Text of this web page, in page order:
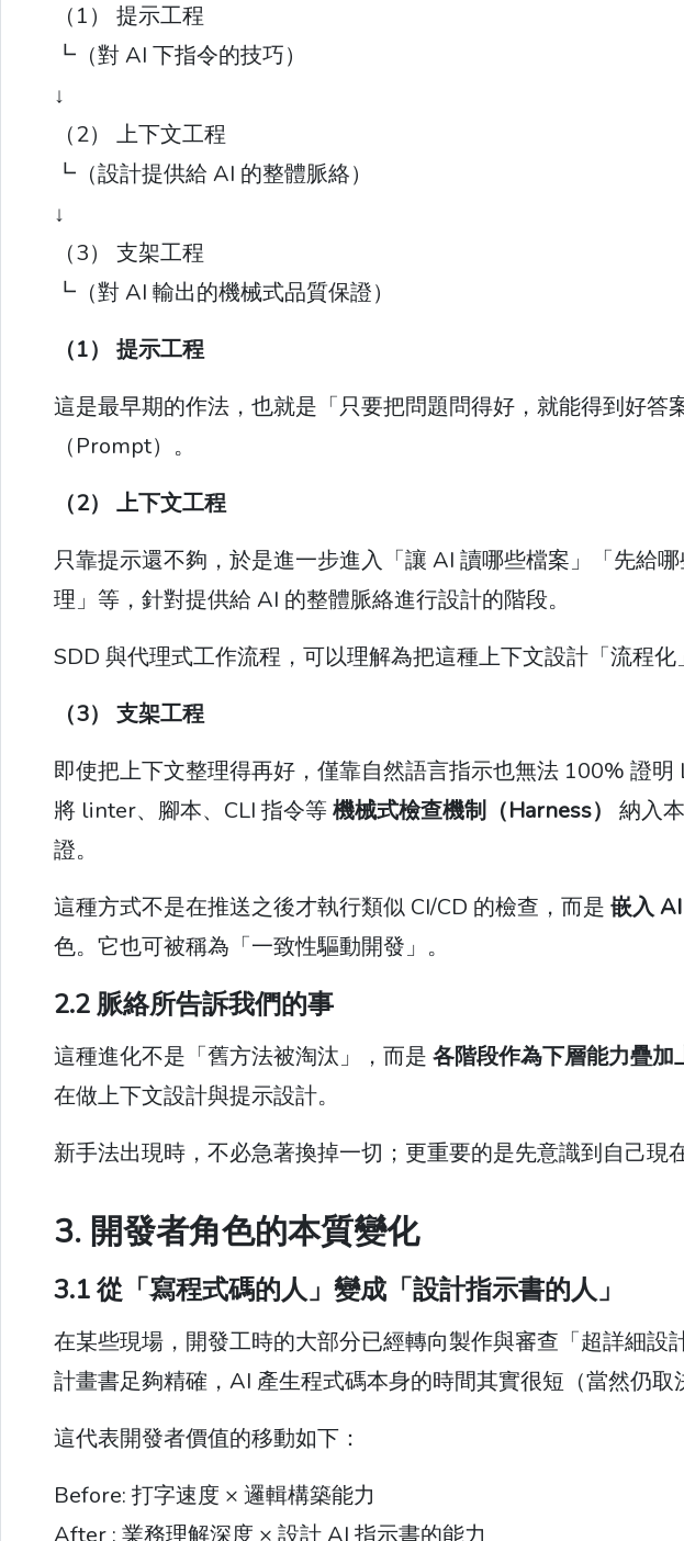
（1） 提示工程
┗（對 AI 下指令的技巧）
↓
（2） 上下文工程
┗（設計提供給 AI 的整體脈絡）
↓
（3） 支架工程
┗（對 AI 輸出的機械式品質保證）
（1） 提示工程
這是最早期的作法，也就是「只要把問題問得好，就能得到好答
（Prompt）。
（2） 上下文工程
只靠提示還不夠，於是進一步進入「讓 AI 讀哪些檔案」「先給
理」等，針對提供給 AI 的整體脈絡進行設計的階段。
SDD 與代理式工作流程，可以理解為把這種上下文設計「流程化
（3） 支架工程
即使把上下文整理得再好，僅靠自然語言指示也無法 100% 證
將 linter、腳本、CLI 指令等機械式檢查機制（Harness）
納入
證。
這種方式不是在推送之後才執行類似 CI/CD 的檢查，而是 嵌入
色。它也可被稱為「一致性驅動開發」。
2.2 脈絡所告訴我們的事
這種進化不是「舊方法被淘汰」，而是 各階段作為下層能力疊加
在做上下文設計與提示設計。
新手法出現時，不必急著換掉一切；更重要的是先意識到自己現
3. 開發者角色的本質變化
3.1 從「寫程式碼的人」變成「設計指示書的人」
在某些現場，開發工時的大部分已經轉向製作與審查「超詳細設
計畫書足夠精確，AI 產生程式碼本身的時間其實很短（當然仍取
這代表開發者價值的移動如下：
Before: 打字速度 × 邏輯構築能力
After : 業務理解深度 × 設計 AI 指示書的能力